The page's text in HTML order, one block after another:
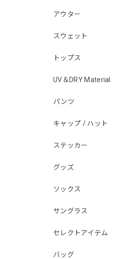
アウター
スウェット
トップス
UV＆DRY Material
パンツ
キャップ / ハット
ステッカー
グッズ
ソックス
サングラス
セレクトアイテム
バッグ